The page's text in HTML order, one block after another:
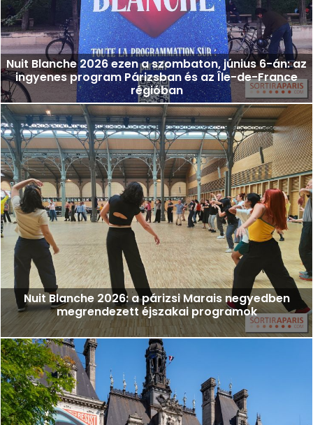
Nuit Blanche 2026 ezen a szombaton, június 6-án: az
ingyenes program Párizsban és az Île-de-France
régióban
Nuit Blanche 2026: a párizsi Marais negyedben
megrendezett éjszakai programok